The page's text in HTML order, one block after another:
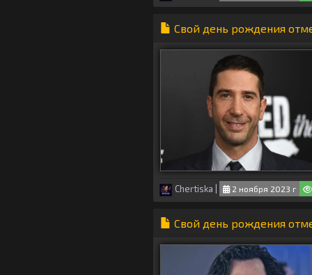
Свой день рождения
Chertiska 2 ноября 2023 г
Свой день рождения